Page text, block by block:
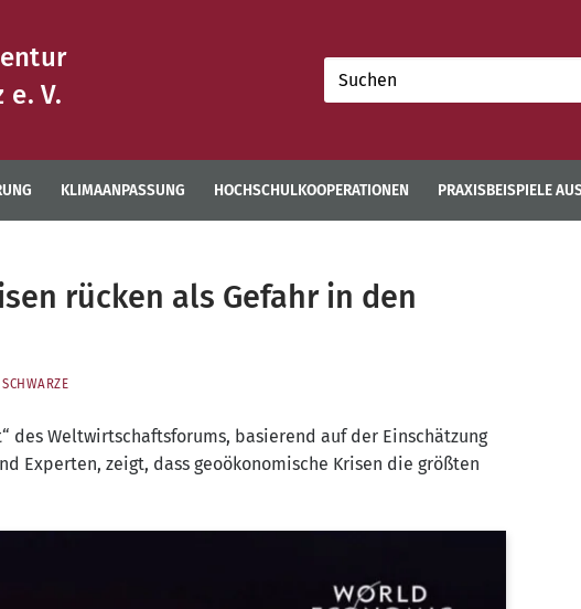
V.
Suchen
nach:
KLIMAANPASSUNG HOCHSCHULKOOPERATIONEN PRAXISBEISPIELE
rücken als Gefahr in den
des Weltwirtschaftsforums, basierend auf der Einschätzung
Experten, zeigt, dass geoökonomische Krisen die größten